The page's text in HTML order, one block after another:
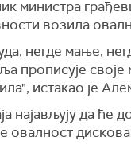
министра
возила о
негде мање,
прописује
истакао је
најављују да
овалност